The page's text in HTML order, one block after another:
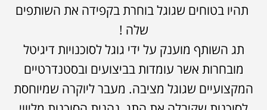
תהיו בטוחים שגוגל בוחרת בקפידה את השותפים
שלה !
תג השותף מוענק על ידי גוגל לסוכנויות דיגיטל
מובחרות אשר עומדות בביצועים ובסטנדרטיים
המקצועיים שגוגל מציבה. מעבר ליוקרה שמיוחסת